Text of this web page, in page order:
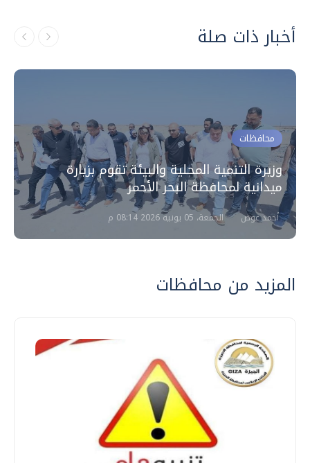
أخبار ذات صلة
محافظات
وزيرة التنمية المحلية والبيئة تقوم بزيارة
ميدانية لمحافظة البحر الأحمر
أحمد عوض الجمعة، 05 يونيه 2026 08:14 م
المزيد من محافظات